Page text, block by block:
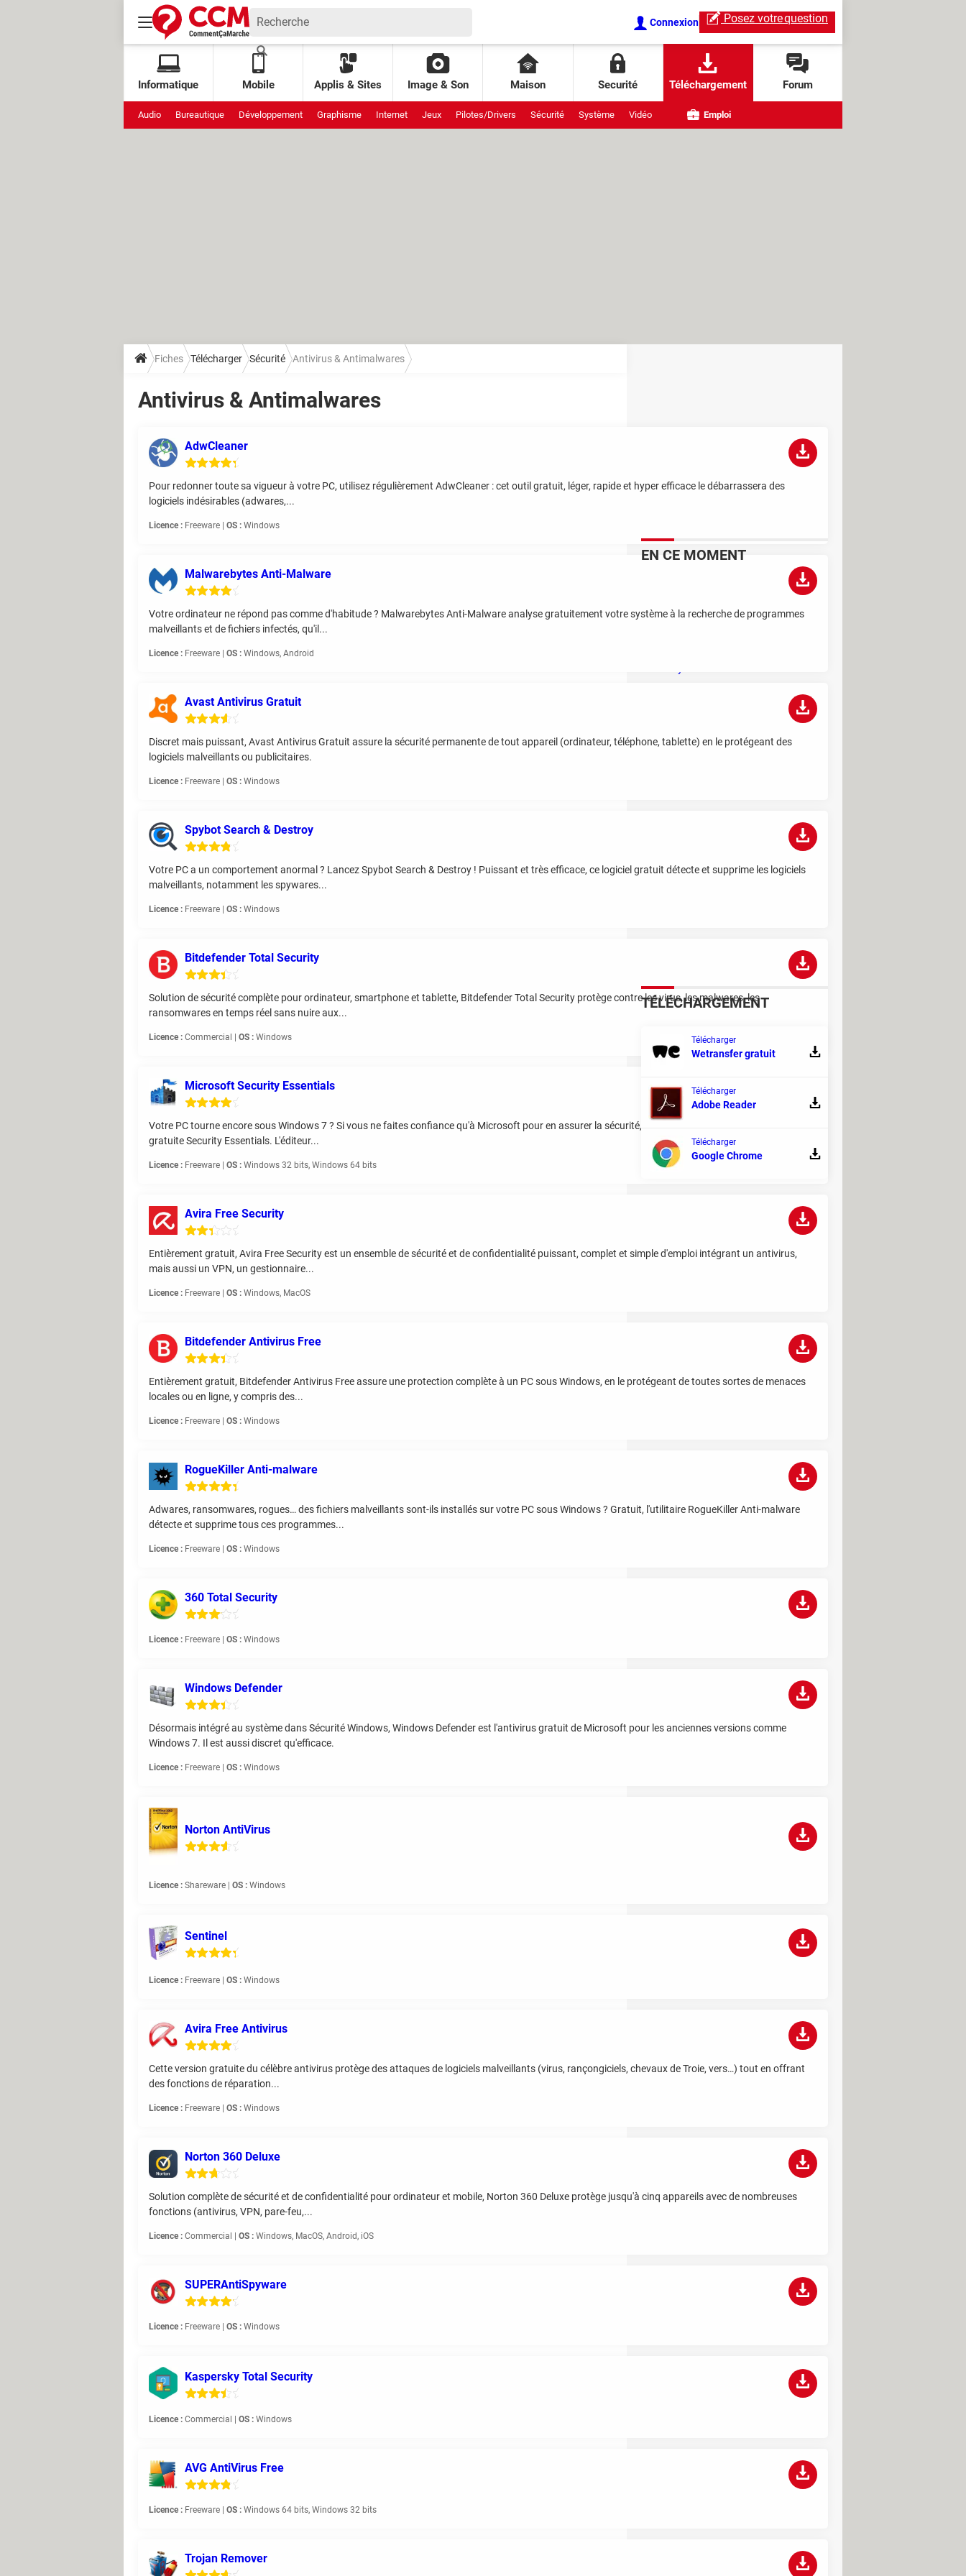
Connexion Posez votrequestion
Informatique Mobile Applis & Sites Image & Son Maison Securité Téléchargement Forum
Audio Bureautique Développement Graphisme Internet Jeux Pilotes/Drivers Sécurité Système Vidéo Emploi
Fiches Télécharger Sécurité Antivirus & Antimalwares
Antivirus & Antimalwares
AdwCleaner
Pour redonner toute sa vigueur à votre PC, utilisez régulièrement AdwCleaner : cet outil gratuit, léger, rapide et hyper efficace le débarrassera des
logiciels indésirables (adwares,...
Licence : Freeware | OS : Windows
Malwarebytes Anti-Malware
Votre ordinateur ne répond pas comme d'habitude ? Malwarebytes Anti-Malware analyse gratuitement votre système à la recherche de programmes
malveillants et de fichiers infectés, qu'il...
Licence : Freeware | OS : Windows, Android
Avast Antivirus Gratuit
Discret mais puissant, Avast Antivirus Gratuit assure la sécurité permanente de tout appareil (ordinateur, téléphone, tablette) en le protégeant des
logiciels malveillants ou publicitaires.
Licence : Freeware | OS : Windows
Spybot Search & Destroy
Votre PC a un comportement anormal ? Lancez Spybot Search & Destroy ! Puissant et très efficace, ce logiciel gratuit détecte et supprime les logiciels
malveillants, notamment les spywares...
Licence : Freeware | OS : Windows
Bitdefender Total Security
Solution de sécurité complète pour ordinateur, smartphone et tablette, Bitdefender Total Security protège contre les virus, les malwares, les
ransomwares en temps réel sans nuire aux...
Licence : Commercial | OS : Windows
Microsoft Security Essentials
Votre PC tourne encore sous Windows 7 ? Si vous ne faites confiance qu'à Microsoft pour en assurer la sécurité, vous pouvez miser sur sa solution
gratuite Security Essentials. L'éditeur...
Licence : Freeware | OS : Windows 32 bits, Windows 64 bits
Avira Free Security
Entièrement gratuit, Avira Free Security est un ensemble de sécurité et de confidentialité puissant, complet et simple d'emploi intégrant un antivirus,
mais aussi un VPN, un gestionnaire...
Licence : Freeware | OS : Windows, MacOS
Bitdefender Antivirus Free
Entièrement gratuit, Bitdefender Antivirus Free assure une protection complète à un PC sous Windows, en le protégeant de toutes sortes de menaces
locales ou en ligne, y compris des...
Licence : Freeware | OS : Windows
RogueKiller Anti-malware
Adwares, ransomwares, rogues… des fichiers malveillants sont-ils installés sur votre PC sous Windows ? Gratuit, l'utilitaire RogueKiller Anti-malware
détecte et supprime tous ces programmes...
Licence : Freeware | OS : Windows
360 Total Security
Licence : Freeware | OS : Windows
Windows Defender
Désormais intégré au système dans Sécurité Windows, Windows Defender est l'antivirus gratuit de Microsoft pour les anciennes versions comme
Windows 7. Il est aussi discret qu'efficace.
Licence : Freeware | OS : Windows
Norton AntiVirus
Licence : Shareware | OS : Windows
Sentinel
Licence : Freeware | OS : Windows
Avira Free Antivirus
Cette version gratuite du célèbre antivirus protège des attaques de logiciels malveillants (virus, rançongiciels, chevaux de Troie, vers…) tout en offrant
des fonctions de réparation...
Licence : Freeware | OS : Windows
Norton 360 Deluxe
Solution complète de sécurité et de confidentialité pour ordinateur et mobile, Norton 360 Deluxe protège jusqu'à cinq appareils avec de nombreuses
fonctions (antivirus, VPN, pare-feu,...
Licence : Commercial | OS : Windows, MacOS, Android, iOS
SUPERAntiSpyware
Licence : Freeware | OS : Windows
Kaspersky Total Security
Licence : Commercial | OS : Windows
AVG AntiVirus Free
Licence : Freeware | OS : Windows 64 bits, Windows 32 bits
Trojan Remover
EN CE MOMENT
C'est la nouvelle technique des escrocs
compte bancaire
vous utilisez de l'eau chez vous cet été
détruit des millions de livres pour
TÉLÉCHARGEMENT
Télécharger
Wetransfer gratuit
Télécharger
Adobe Reader
Télécharger
Google Chrome